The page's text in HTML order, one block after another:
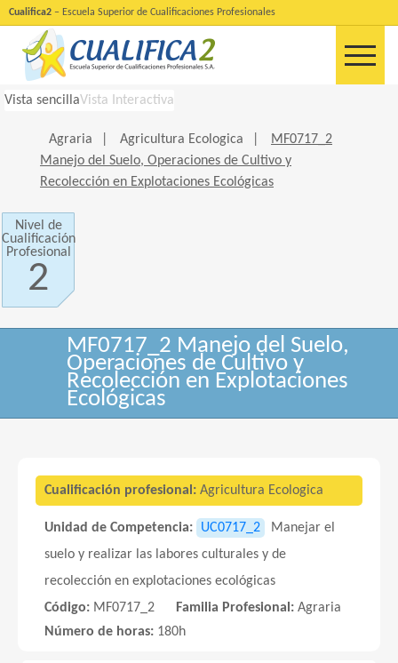
Cualifica2 – Escuela Superior de Cualificaciones Profesionales
Vista sencillaVista Interactiva
Agraria Agricultura Ecologica
MF0717_2
Manejo del Suelo, Operaciones de Cultivo y
Recolección en Explotaciones Ecológicas
Nivel de
Cualificación
Profesional
2
MF0717_2 Manejo del Suelo,
Operaciones de Cultivo y
Recolección en Explotaciones
Ecológicas
Cualificación profesional: Agricultura Ecologica
Unidad de Competencia: UC0717_2
Manejar el
suelo y realizar las labores culturales y de
recolección en explotaciones ecológicas
Código: MF0717_2 Familia Profesional: Agraria
Número de horas: 180h